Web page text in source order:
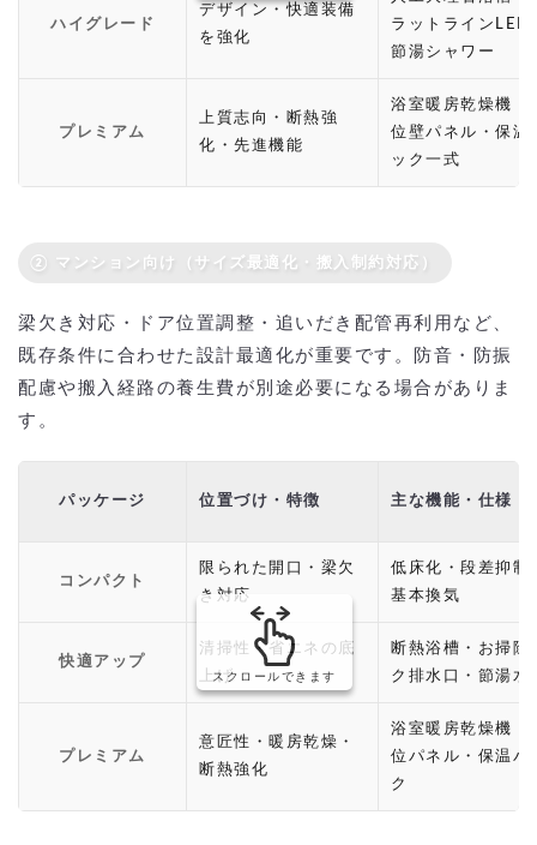
ハイグレード
デザイン・快適装備
を強化
ラットラインLED
節湯シャワー
プレミアム
上質志向・断熱強
化・先進機能
浴室暖房乾燥機・
位壁パネル・保温
ック一式
② マンション向け（サイズ最適化・搬入制約対応）
梁欠き対応・ドア位置調整・追いだき配管再利用など、
既存条件に合わせた設計最適化が重要です。防音・防振
配慮や搬入経路の養生費が別途必要になる場合がありま
す。
パッケージ 位置づけ・特徴 主な機能・仕様
コンパクト
限られた開口・梁欠
き対応
低床化・段差抑制
基本換気
快適アップ
清掃性・省エネの底
上げ
断熱浴槽・お掃除
ク排水口・節湯水
プレミアム
意匠性・暖房乾燥・
断熱強化
浴室暖房乾燥機・
位パネル・保温パ
ク
スクロールできます